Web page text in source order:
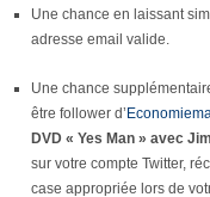
Une chance en laissant
adresse email valide.
Une chance
être follower d’
DVD « Yes Man » avec
sur votre compte Twitter,
case appropriée lors de